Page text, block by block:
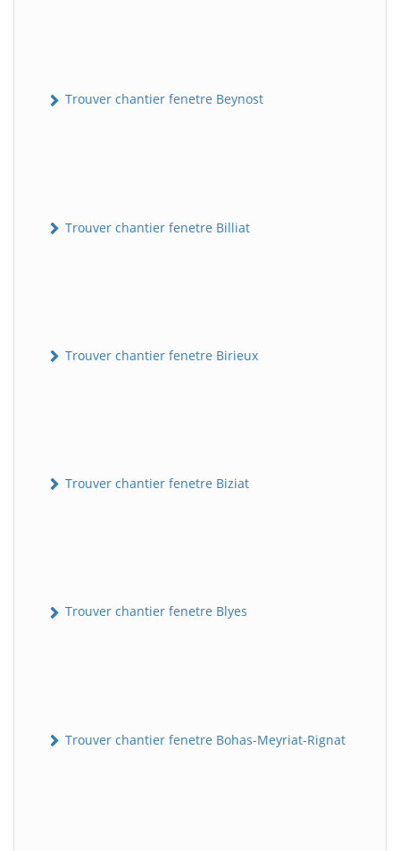
Trouver chantier fenetre Beynost
Trouver chantier fenetre Billiat
Trouver chantier fenetre Birieux
Trouver chantier fenetre Biziat
Trouver chantier fenetre Blyes
Trouver chantier fenetre Bohas-Meyriat-Rignat